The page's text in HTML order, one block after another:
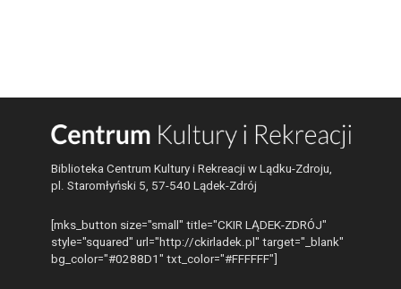
Biblioteka Centrum Kultury i Rekreacji w Lądku-Zdroju,
pl. Staromłyński 5, 57-540 Lądek-Zdrój
[mks_button size="small" title="CKIR LĄDEK-ZDRÓJ"
style="squared" url="http://ckirladek.pl" target="_blank"
bg_color="#0288D1" txt_color="#FFFFFF"]